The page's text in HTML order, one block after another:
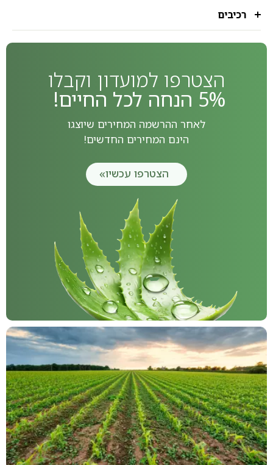
רכיבים
הצטרפו למועדון וקבלו
5% הנחה לכל החיים!
לאחר ההרשמה המחירים שיוצגו
הינם המחירים החדשים!
הצטרפו עכשיו